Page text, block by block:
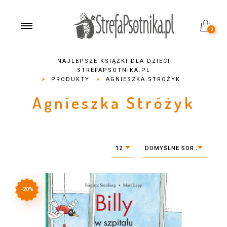
0
NAJLEPSZE KSIĄŻKI DLA DZIECI
STREFAPSOTNIKA.PL
>
PRODUKTY > AGNIESZKA STRÓŻYK
Agnieszka Stróżyk
12 DOMYŚLNE SORTOWANIE
-20%